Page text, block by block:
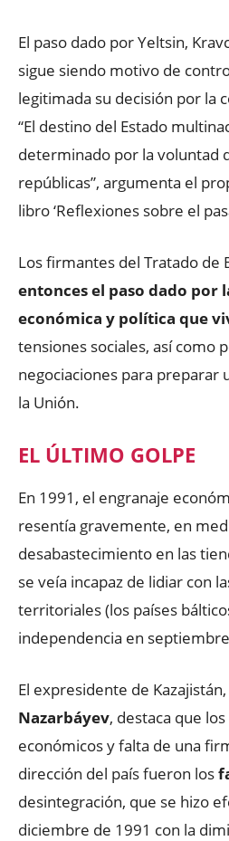
El paso dado por Yeltsin,
sigue siendo motivo de
legitimada su decisión por la
“El destino del Estado
determinado por la voluntad
repúblicas”, argumenta el
libro ‘Reflexiones sobre el
Los firmantes del Tratado de
entonces el paso dado por
económica y política que
tensiones sociales, así como
negociaciones para preparar
la Unión.
EL ÚLTIMO GOLPE
En 1991, el engranaje
resentía gravemente, en
desabastecimiento en las
se veía incapaz de lidiar con
territoriales (los países
independencia en
El expresidente de Kazajistán,
Nazarbáyev, destaca que
económicos y falta de una
dirección del país fueron los
desintegración, que se hizo
diciembre de 1991 con la